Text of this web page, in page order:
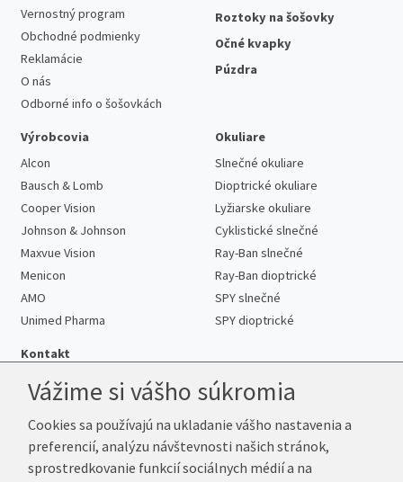
Vernostný program
Obchodné podmienky
Reklamácie
O nás
Odborné info o šošovkách
Roztoky na šošovky
Očné kvapky
Púzdra
Výrobcovia
Alcon
Bausch & Lomb
Cooper Vision
Johnson & Johnson
Maxvue Vision
Menicon
AMO
Unimed Pharma
Okuliare
Slnečné okuliare
Dioptrické okuliare
Lyžiarske okuliare
Cyklistické slnečné
Ray-Ban slnečné
Ray-Ban dioptrické
SPY slnečné
SPY dioptrické
Kontakt
Telefón:+421 222 205 863
E-mail:info@kup-sosovky.sk
Vážime si vášho súkromia
Cookies sa používajú na ukladanie vášho nastavenia a
preferencií, analýzu návštevnosti našich stránok,
sprostredkovanie funkcií sociálnych médií a na